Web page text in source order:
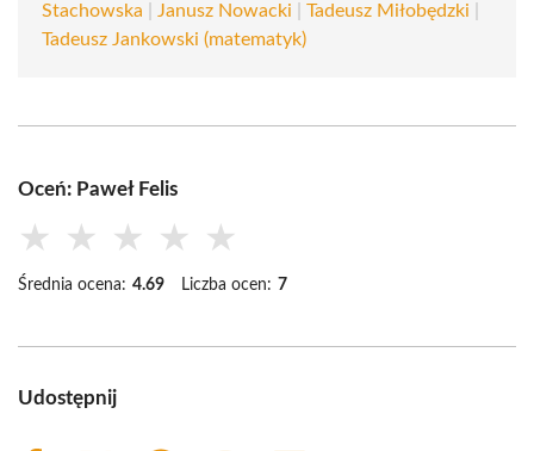
Stachowska
Janusz Nowacki Tadeusz Miłobędzki
Tadeusz Jankowski (matematyk)
Oceń: Paweł Felis
★ ★ ★ ★ ★
Średnia ocena: 4.69 Liczba ocen: 7
Udostępnij